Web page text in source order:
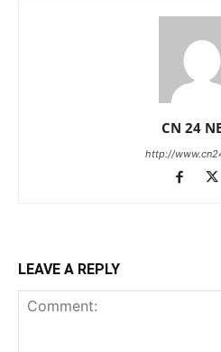
CN 24
http://
LEAVE A REPLY